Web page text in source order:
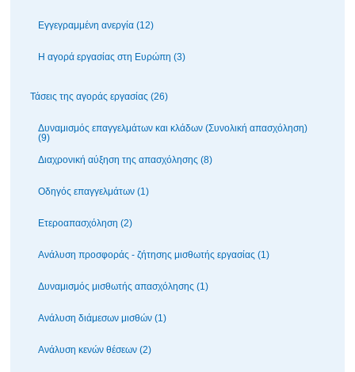
Εγγεγραμμένη ανεργία (12)
Η αγορά εργασίας στη Ευρώπη (3)
Τάσεις της αγοράς εργασίας (26)
Δυναμισμός επαγγελμάτων και κλάδων (Συνολική απασχόληση)
(9)
Διαχρονική αύξηση της απασχόλησης (8)
Οδηγός επαγγελμάτων (1)
Ετεροαπασχόληση (2)
Ανάλυση προσφοράς - ζήτησης μισθωτής εργασίας (1)
Δυναμισμός μισθωτής απασχόλησης (1)
Ανάλυση διάμεσων μισθών (1)
Ανάλυση κενών θέσεων (2)